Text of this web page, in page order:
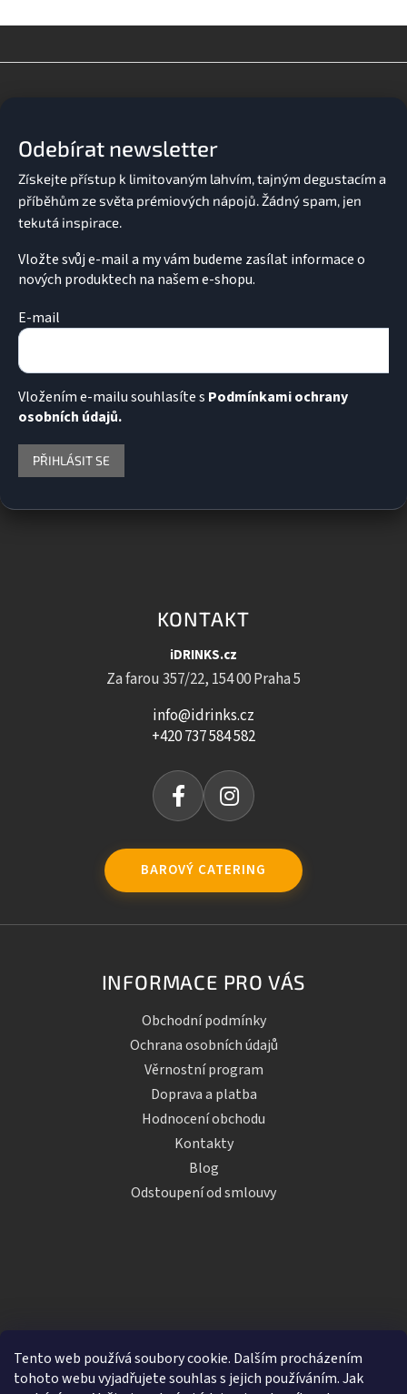
Tento web používá soubory cookie. Dalším procházením
tohoto webu vyjadřujete souhlas s jejich používáním. Jak
Odebírat newsletter
Vložte svůj e-mail a my vám budeme zasílat informace o
nových produktech na našem e-shopu.
E-mail
Vložením e-mailu souhlasíte s Podmínkami ochrany
osobních údajů.
PŘIHLÁSIT SE
KONTAKT
iDRINKS.cz
Za farou 357/22, 154 00 Praha 5
info@idrinks.cz
+420 737 584 582
BAROVÝ CATERING
INFORMACE PRO VÁS
Obchodní podmínky
Ochrana osobních údajů
Věrnostní program
Doprava a platba
Hodnocení obchodu
Kontakty
Blog
Odstoupení od smlouvy